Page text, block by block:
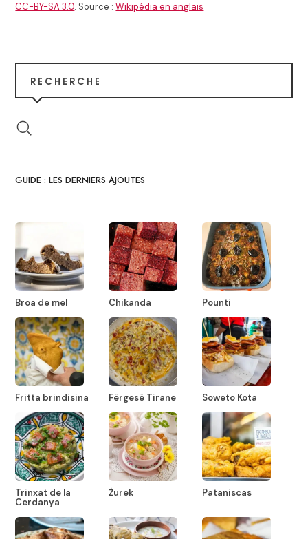
CC-BY-SA 3.0. Source :Wikipédia en anglais
RECHERCHE
GUIDE : LES DERNIERS AJOUTES
Broa de mel Chikanda Pounti
Fritta brindisina Fërgesë Tirane Soweto Kota
Trinxat de la
Cerdanya
Żurek Pataniscas